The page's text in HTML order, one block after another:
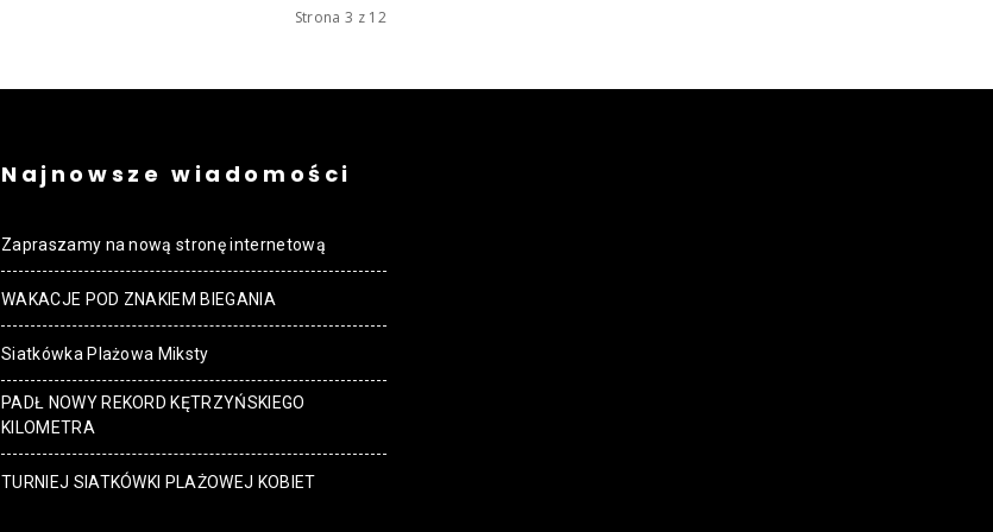
Strona 3 z 12
Najnowsze wiadomości
Zapraszamy na nową stronę internetową
WAKACJE POD ZNAKIEM BIEGANIA
Siatkówka Plażowa Miksty
PADŁ NOWY REKORD KĘTRZYŃSKIEGO
KILOMETRA
TURNIEJ SIATKÓWKI PLAŻOWEJ KOBIET